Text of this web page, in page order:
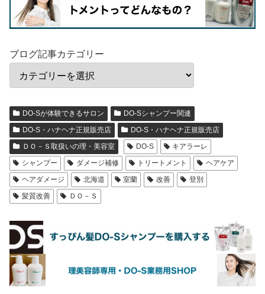
ブログ記事カテゴリー
DO-Sが体験できるサロン
DO-Sシャンプー関連
DO-S・ハナヘナ正規販売店
DO-S・ハナヘナ正規販売店
ＤＯ－Ｓ取扱いの理・美容室
DO-S
キアラーレ
シャンプー
ダメージ補修 トリートメント
ヘアケア
ヘアダメージ
北海道 室蘭 改善
登別
髪質改善
ＤＯ－Ｓ